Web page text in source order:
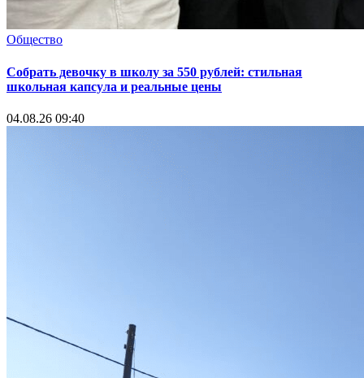
Общество
Собрать девочку в школу за 550 рублей: стильная
школьная капсула и реальные цены
04.08.26 09:40